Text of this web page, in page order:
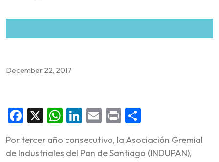
December 22, 2017
Facebook
X WhatsApp
LinkedIn
Email
Print
Por tercer año consecutivo, la Asociación Gremial
de Industriales del Pan de Santiago (INDUPAN),